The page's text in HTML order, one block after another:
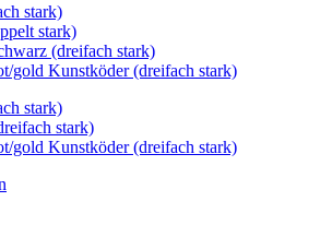
stark)
stark)
(dreifach stark)
gold Kunstköder (dreifach stark)
stark)
stark)
gold Kunstköder (dreifach stark)